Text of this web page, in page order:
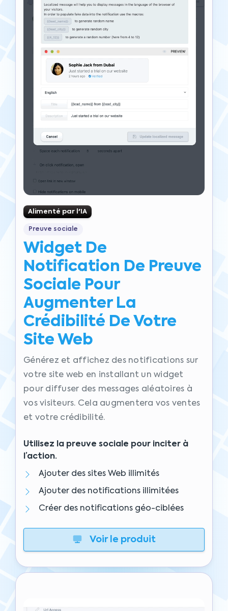
Alimenté par l'IA
Preuve sociale
Widget De
Notification De Preuve
Sociale Pour
Augmenter La
Crédibilité De Votre
Site Web
Générez et affichez des notifications sur
votre site web en installant un widget
pour diffuser des messages aléatoires à
vos visiteurs. Cela augmentera vos ventes
et votre crédibilité.
Utilisez la preuve sociale pour inciter à
l’action.
Ajouter des sites Web illimités
Ajouter des notifications illimitées
Créer des notifications géo-ciblées
Voir le produit